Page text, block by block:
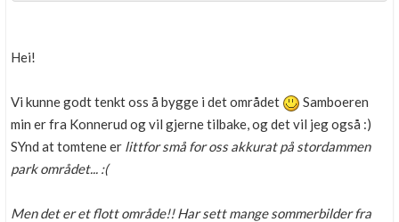
Hei!
Vi kunne godt tenkt oss å bygge i det området
Samboeren
min er fra Konnerud og vil gjerne tilbake, og det vil jeg også :)
SYnd at tomtene er littfor små for oss akkurat på stordammen
park området... :(
Men det er et flott område!! Har sett mange sommerbilder fra